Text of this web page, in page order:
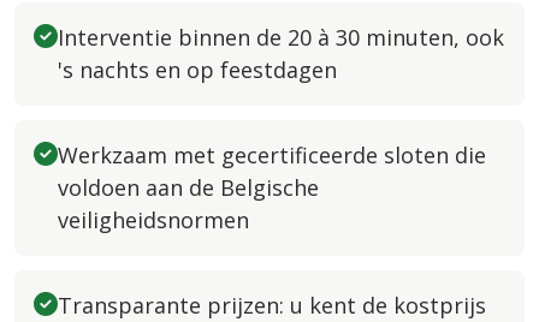
Interventie binnen de 20 à 30 minuten, ook
's nachts en op feestdagen
Werkzaam met gecertificeerde sloten die
voldoen aan de Belgische
veiligheidsnormen
Transparante prijzen: u kent de kostprijs